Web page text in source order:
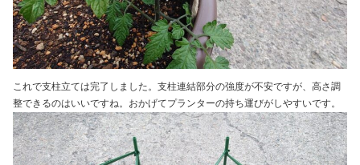
これで支柱立ては完了しました。支柱連結部分の強度が不安ですが、高さ調
整できるのはいいですね。おかげてプランターの持ち運びがしやすいです。